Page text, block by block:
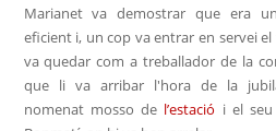
Marianet va demostrar que era
eficient i, un cop va entrar en servei el
va quedar com a treballador de la
que li va arribar l'hora de la
nomenat mosso de l’estació i el